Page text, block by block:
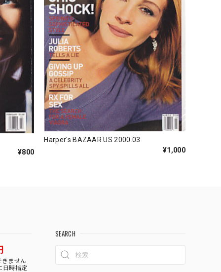
¥800
Harper's BAZAAR US 2000.03
¥1,000
きません
日時指定
SEARCH